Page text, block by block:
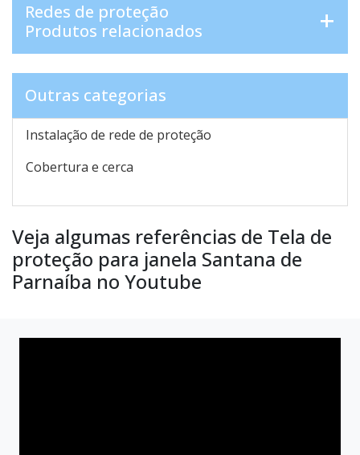
Redes de proteção
Produtos relacionados
Outras categorias
Instalação de rede de proteção
Cobertura e cerca
Veja algumas referências de Tela de
proteção para janela Santana de
Parnaíba no Youtube